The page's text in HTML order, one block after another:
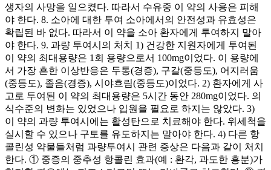
생자의 사망을 일으켰다. 따라서 수유중 이 약의 사용은 피해
야 한다. 8. 소아에 대한 투여 소아에서의 안전성과 유효성은
확립된 바 없다. 따라서 이 약을 소아 환자에게 투여하지 말아
야 한다. 9. 과량 투여시의 처치 1) 건강한 지원자에게 투여된
이 약의 최대용량은 1회 용량으로서 100mg이었다. 이 용량에
서 가장 흔한 이상반응은 두통(경증), 구갈(중등도), 어지러움
(중등도), 졸음(경증), 시야흐림(중등도)이었다. 2) 환자에게 사
고로 투여된 이 약의 최대용량은 5시간 동안 280mg이었다. 의
식수준의 변화는 있었으나 입원을 필요로 하지는 않았다. 3)
이 약의 과량 투여시에는 활성탄으로 치료해야 한다. 위세척을
실시할 수 있으나 구토를 유도하지는 말아야 한다. 4) 다른 항
콜린성 약물들처럼 과량투여시 관련 증상은 다음과 같이 처치
한다. ① 중증의 중추성 항콜린 효과(예 : 환각, 과도한 흥분)가